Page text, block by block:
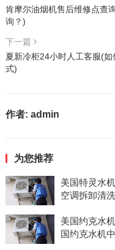
肯摩尔油烟机售后维修点查
询？)
下一篇
夏新冷柜24小时人工客服(
式)
作者: admin
为您推荐
美国特灵水
空调拆卸清
美国约克水
国约克水机